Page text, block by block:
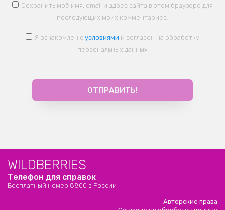
Сохранить моё имя, email и адрес сайта в этом браузере для
последующих моих комментариев.
Я ознакомлен с условиями и согласен на обработку
персональных данных
WILDBERRIES
Телефон для справок
Бесплатный номер 8800 в России
Авторские права